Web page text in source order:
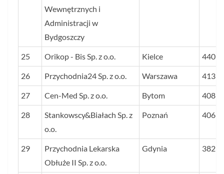
Wewnętrznych i
Administracji w
Bydgoszczy
25 Orikop - Bis Sp. z o.o. Kielce 440
26 Przychodnia24 Sp. z o.o. Warszawa 413
27 Cen-Med Sp. z o.o. Bytom 408
28
Stankowscy&Białach Sp. z
o.o.
Poznań 406
29
Przychodnia Lekarska
Obłuże II Sp. z o.o.
Gdynia 382